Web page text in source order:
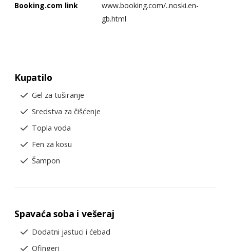
Booking.com link
www.booking.com/..noski.en-
gb.html
Kupatilo
Gel za tuširanje
Sredstva za čišćenje
Topla voda
Fen za kosu
Šampon
Spavaća soba i vešeraj
Dodatni jastuci i ćebad
Ofingeri